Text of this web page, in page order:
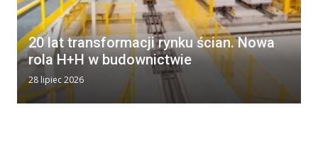
20 lat transformacji rynku ścian. Nowa
rola H+H w budownictwie
28 lipiec 2026